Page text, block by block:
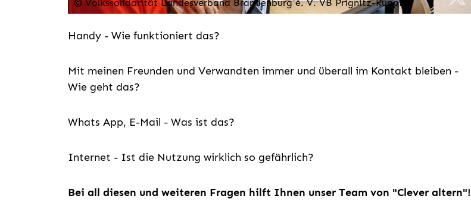
© Volkssolidarität Landesverband Brandenburg e. V. VB Prignitz-Ruppin
Handy - Wie funktioniert das?
Mit meinen Freunden und Verwandten immer und überall im Kontakt bleiben -
Wie geht das?
Whats App, E-Mail - Was ist das?
Internet - Ist die Nutzung wirklich so gefährlich?
Bei all diesen und weiteren Fragen hilft Ihnen unser Team von "Clever altern"!